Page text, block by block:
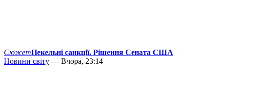
СюжетПекельні санкції. Рішення Сената США
Новини світу — Вчора, 23:14